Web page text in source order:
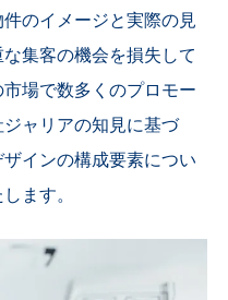
のイメージと実際の見
集客の機会を損失して
場で数多くのプロモー
ャリアの知見に基づ
インの構成要素につい
ます。